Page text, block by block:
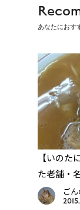
あなたにおす
【いの
た老舗・
ご